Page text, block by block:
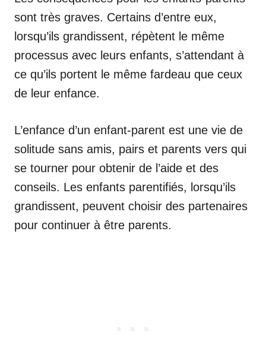
sont très graves. Certains d’entre eux,
lorsqu’ils grandissent, répètent le même
processus avec leurs enfants, s’attendant à
ce qu’ils portent le même fardeau que ceux
de leur enfance.
L’enfance d’un enfant-parent est une vie de
solitude sans amis, pairs et parents vers qui
se tourner pour obtenir de l’aide et des
conseils. Les enfants parentifiés, lorsqu’ils
grandissent, peuvent choisir des partenaires
pour continuer à être parents.